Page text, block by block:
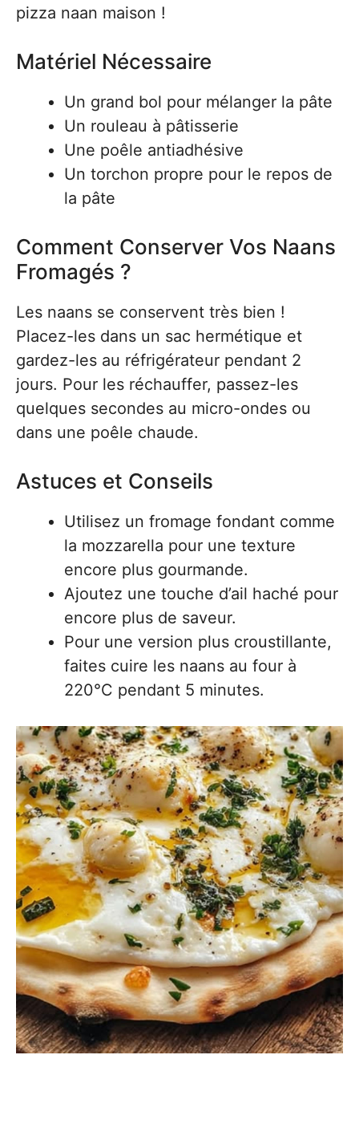
pizza naan maison !
Matériel Nécessaire
Un grand bol pour mélanger la pâte
Un rouleau à pâtisserie
Une poêle antiadhésive
Un torchon propre pour le repos de
la pâte
Comment Conserver Vos Naans
Fromagés ?
Les naans se conservent très bien !
Placez-les dans un sac hermétique et
gardez-les au réfrigérateur pendant 2
jours. Pour les réchauffer, passez-les
quelques secondes au micro-ondes ou
dans une poêle chaude.
Astuces et Conseils
Utilisez un fromage fondant comme
la mozzarella pour une texture
encore plus gourmande.
Ajoutez une touche d’ail haché pour
encore plus de saveur.
Pour une version plus croustillante,
faites cuire les naans au four à
220°C pendant 5 minutes.